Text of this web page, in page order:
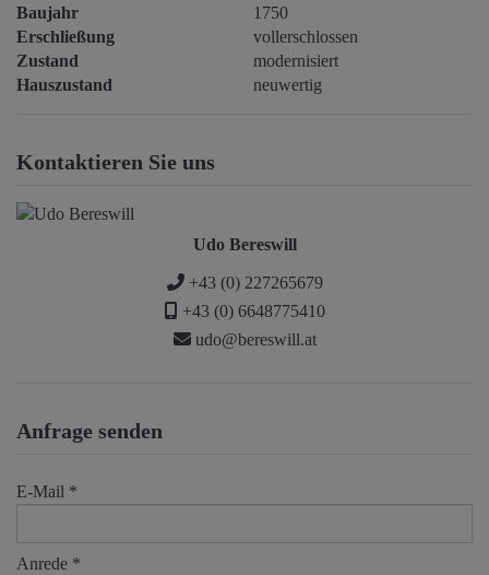
Baujahr
1750
Erschließung
vollerschlossen
Zustand
modernisiert
Hauszustand
neuwertig
Kontaktieren Sie uns
Udo Bereswill
+43 (0) 227265679
+43 (0) 6648775410
udo@bereswill.at
Anfrage senden
E-Mail
Anrede